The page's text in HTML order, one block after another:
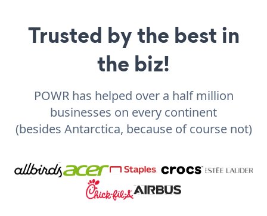
Trusted by the best in
the biz!
POWR has helped over a half million
businesses on every continent
(besides Antarctica, because of course not)